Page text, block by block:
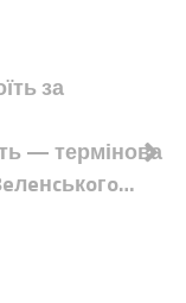
за
— термінова